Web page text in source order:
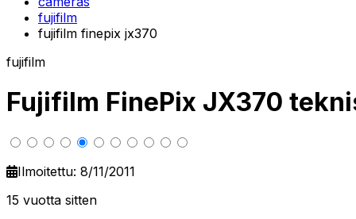
fujifilm
fujifilm finepix jx370
fujifilm
Fujifilm FinePix JX370
Ilmoitettu: 8/11/2011
15 vuotta sitten